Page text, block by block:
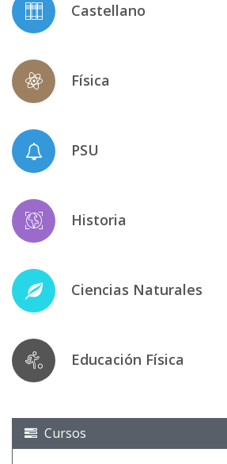
Castellano
Física
PSU
Historia
Ciencias Naturales
Educación Física
Cursos